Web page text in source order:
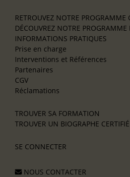
RETROUVEZ NOTRE PROGRAMME
DÉCOUVREZ NOTRE
INFORMATIONS PRATIQUES
Prise en charge
Interventions et Références
Partenaires
CGV
Réclamations
TROUVER SA FORMATION
TROUVER UN BIOGRAPHE CERTIFIÉ
SE CONNECTER
NOUS CONTACTER